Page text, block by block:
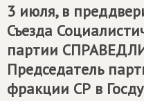
3 июля, в
Съезда
партии
Председатель
фракции СР в